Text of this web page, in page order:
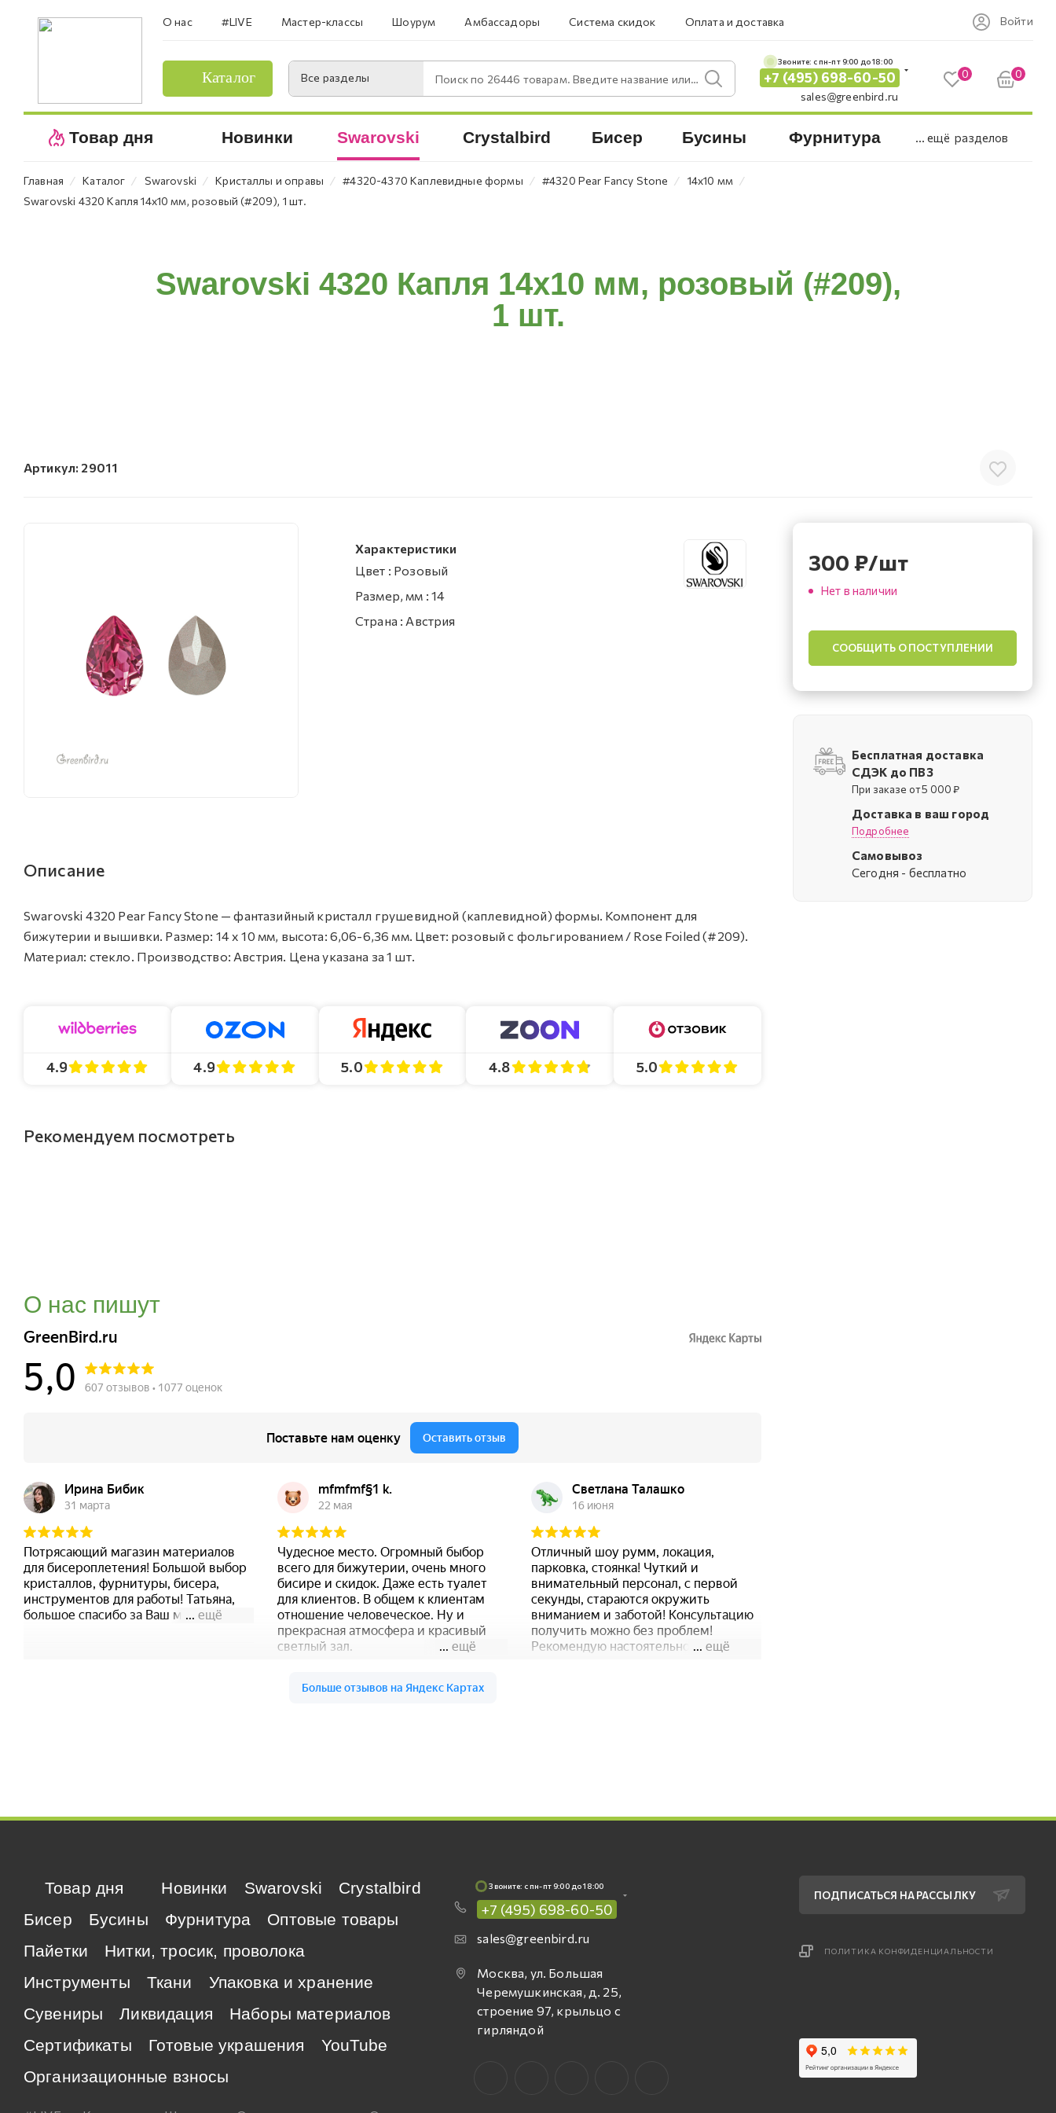
О нас #LIVE Мастер-классы Шоурум Амбассадоры Система скидок Оплата и доставка Войти
Каталог Все разделы Поиск по 26446 товарам. Введите название или артикул.
Звоните: c пн-пт 9:00 до 18:00
+7 (495) 698-60-50
sales@greenbird.ru
0 0
Товар дня Новинки Swarovski Crystalbird Бисер Бусины Фурнитура ... ещё разделов
Главная ⁄ Каталог ⁄ Swarovski ⁄ Кристаллы и оправы ⁄ #4320-4370 Каплевидные формы ⁄ #4320 Pear Fancy Stone ⁄ 14х10 мм ⁄
Swarovski 4320 Капля 14х10 мм, розовый (#209), 1 шт.
Swarovski 4320 Капля 14х10 мм, розовый (#209),
1 шт.
Артикул: 29011
Характеристики
Цвет : Розовый
Размер, мм : 14
Страна : Австрия
Описание
Swarovski 4320 Pear Fancy Stone — фантазийный кристалл грушевидной (каплевидной) формы. Компонент для
бижутерии и вышивки. Размер: 14 х 10 мм, высота: 6,06-6,36 мм. Цвет: розовый с фольгированием / Rose Foiled (#209).
Материал: стекло. Производство: Австрия. Цена указана за 1 шт.
4.9 4.9 5.0 4.8 5.0
Рекомендуем посмотреть
О нас пишут
300 ₽/шт
Нет в наличии
СООБЩИТЬ О ПОСТУПЛЕНИИ
Бесплатная доставка
СДЭК до ПВЗ
При заказе от 5 000 ₽
Доставка в ваш город
Подробнее
Самовывоз
Cегодня - бесплатно
Товар дня Новинки Swarovski
Crystalbird
Бисер
Бусины Фурнитура
Оптовые товары
Пайетки
Нитки, тросик, проволока
Инструменты
Ткани
Упаковка и хранение
Сувениры
Ликвидация
Наборы материалов
Сертификаты
Готовые украшения
YouTube
Организационные взносы
Звоните: c пн-пт 9:00 до 18:00
+7 (495) 698-60-50
sales@greenbird.ru
Москва, ул. Большая
Черемушкинская, д. 25,
строение 97, крыльцо с
гирляндой
ПОДПИСАТЬСЯ НА РАССЫЛКУ
ПОЛИТИКА КОНФИДЕНЦИАЛЬНОСТИ